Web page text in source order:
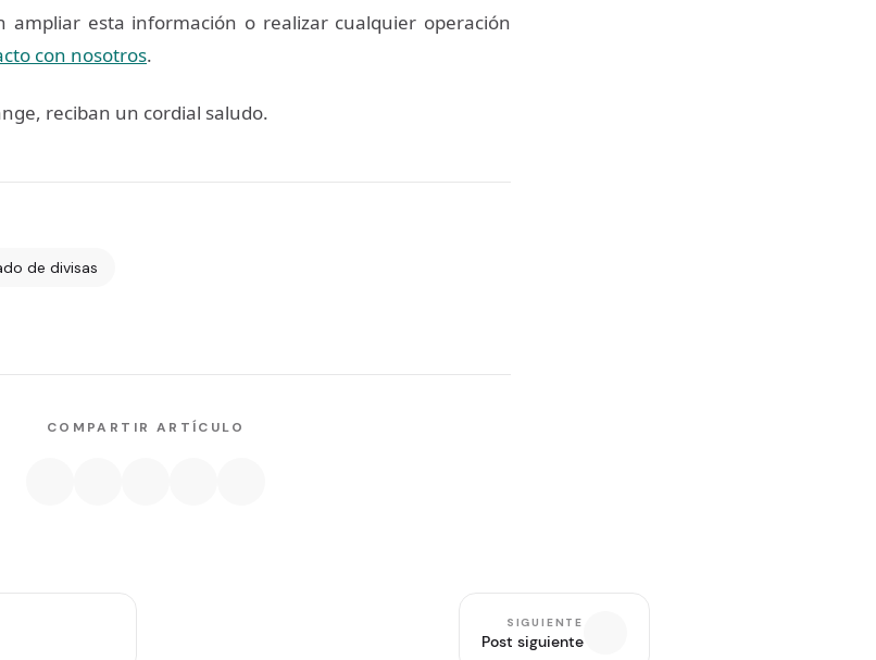
ampliar esta información o realizar cualquier operación
con nosotros.
reciban un cordial saludo.
de divisas
COMPARTIR ARTÍCULO
SIGUIENTE
Post siguiente